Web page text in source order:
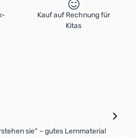
Kauf auf Rechnung für
Kitas
sie“ – gutes Lernmaterial